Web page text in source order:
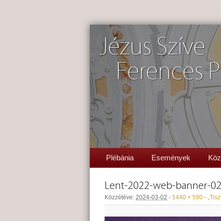
Jézus Szíve
Ferences
Plébánia Események
Lent-2022-web-banner-02
Közzétéve: 2024-03-02 - 1440 × 590 -